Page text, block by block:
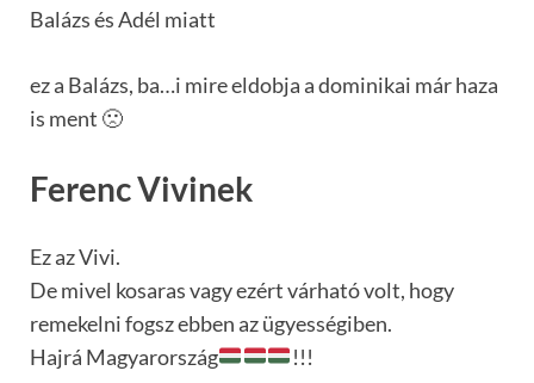
Balázs és Adél miatt
ez a Balázs, ba…i mire eldobja a dominikai már haza
is ment 🙁
Ferenc Vivinek
Ez az Vivi.
De mivel kosaras vagy ezért várható volt, hogy
remekelni fogsz ebben az ügyességiben.
Hajrá Magyarország
!!!